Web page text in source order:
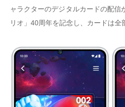
ャラクターのデジタルカードの配信
リオ」40周年を記念し、カードは全